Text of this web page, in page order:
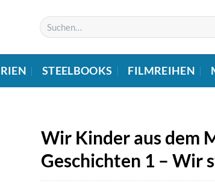
Suchen
nach:
STEELBOOKS FILMREIHEN
Wir Kinder aus dem
Geschichten 1 – Wir